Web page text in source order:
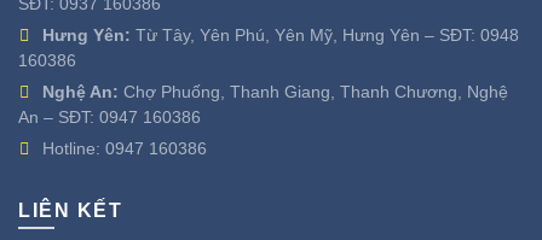
Hưng Yên: Từ Tây, Yên Phú, Yên Mỹ, Hưng Yên – SĐT: 0948
160386
Nghệ An: Chợ Phuống, Thanh Giang, Thanh Chương, Nghệ
An – SĐT: 0947 160386
Hotline: 0947 160386
LIÊN KẾT